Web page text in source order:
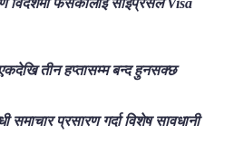
विदेशमा फसेकालाई साइप्रसले Visa
एकदेखि तीन हप्तासम्म बन्द हुनसक्छ
समाचार प्रसारण गर्दा विशेष सावधानी